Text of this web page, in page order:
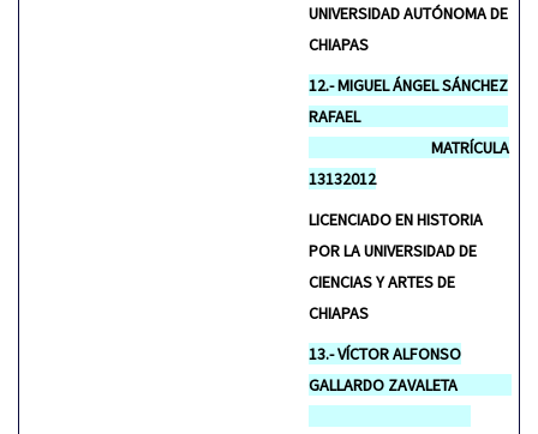
UNIVERSIDAD AUTÓNOMA DE
CHIAPAS
12.- MIGUEL ÁNGEL SÁNCHEZ
RAFAEL
MATRÍCULA
13132012
LICENCIADO EN HISTORIA
POR LA UNIVERSIDAD DE
CIENCIAS Y ARTES DE
CHIAPAS
13.- VÍCTOR ALFONSO
GALLARDO ZAVALETA